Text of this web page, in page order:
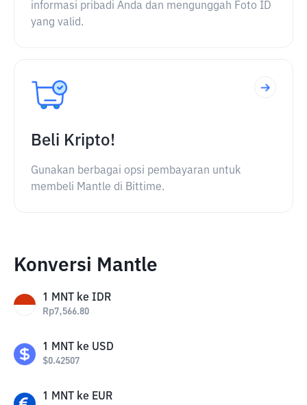
informasi pribadi Anda dan mengunggah Foto ID
yang valid.
Beli Kripto!
Gunakan berbagai opsi pembayaran untuk
membeli Mantle di Bittime.
Konversi Mantle
1 MNT ke IDR
Rp7,566.80
1 MNT ke USD
$0.42507
1 MNT ke EUR